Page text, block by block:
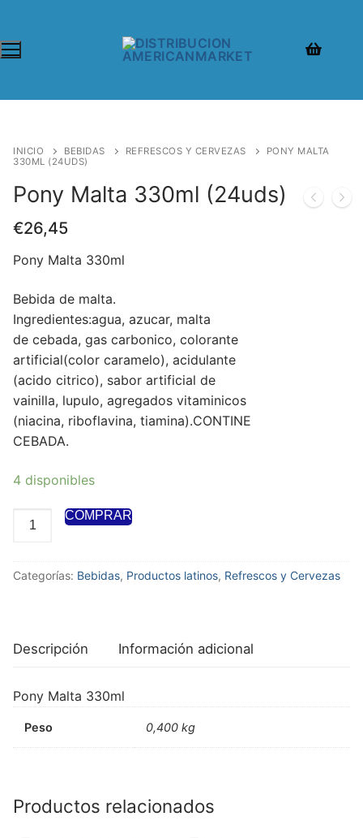
INICIO BEBIDAS REFRESCOS Y CERVEZAS
PONY MALTA
330ML (24UDS)
Pony Malta 330ml (24uds)
€26,45
Pony Malta 330ml
Bebida de malta.
Ingredientes:agua, azucar, malta
de cebada, gas carbonico, colorante
artificial(color caramelo), acidulante
(acido citrico), sabor artificial de
vainilla, lupulo, agregados vitaminicos
(niacina, riboflavina, tiamina).CONTINE
CEBADA.
4 disponibles
COMPRAR
Categorías: Bebidas, Productos latinos, Refrescos y Cervezas
Descripción Información adicional
Pony Malta 330ml
Peso 0,400 kg
Productos relacionados